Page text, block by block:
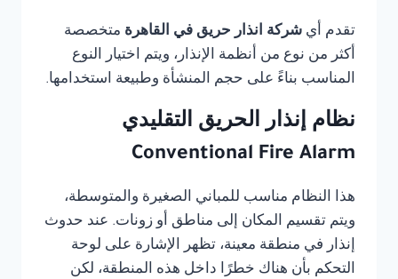
تقدم أي شركة انذار حريق في القاهرة متخصصة
أكثر من نوع من أنظمة الإنذار، ويتم اختيار النوع
المناسب بناءً على حجم المنشأة وطبيعة استخدامها.
نظام إنذار الحريق التقليدي
Conventional Fire Alarm
هذا النظام مناسب للمباني الصغيرة والمتوسطة،
ويتم تقسيم المكان إلى مناطق أو زونات. عند حدوث
إنذار في منطقة معينة، تظهر الإشارة على لوحة
التحكم بأن هناك خطرًا داخل هذه المنطقة، لكن